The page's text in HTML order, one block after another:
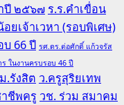
ปี ๒๕๖๗ ร.ร.คำเขื่อน
เจ้าเวหา (รอบพิเศษ)
66 ปี รศ.ดร.ต่อศักดิ์ แก้วจรัส
ในงานครบรอบ 46 ปี
.รังสิต ว.ครูสุริยเทพ
ชีพครู วช. ร่วม สมาคม